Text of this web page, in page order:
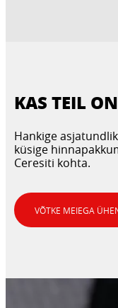
KAS TEIL
Hankige
küsige
Ceresiti kohta.
VÕTKE MEIEGA